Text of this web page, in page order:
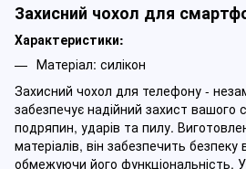
Захисний чохол для
Характеристики:
Матеріал: силікон
Захисний чохол для телефону -
забезпечує надійний захист вашого
подряпин, ударів та пилу.
матеріалів, він забезпечить
обмежуючи його функціональність.